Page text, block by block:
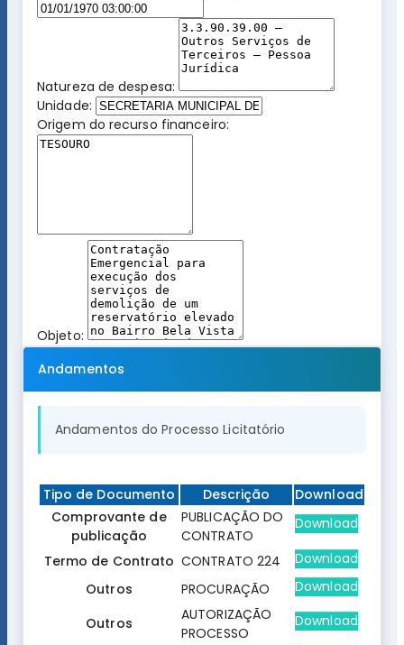
Natureza de despesa:
Unidade:
Origem do recurso financeiro:
Objeto:
Andamentos
Andamentos do Processo Licitatório
Tipo de Documento Descrição
Download
Comprovante de
publicação
PUBLICAÇÃO DO
CONTRATO
Download
Termo de Contrato CONTRATO 224
Download
Outros
PROCURAÇÃO Download
Outros
AUTORIZAÇÃO
PROCESSO
Download